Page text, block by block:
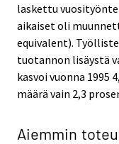
laskettu
aikaiset oli
equivalent).
tuotannon lisäystä
kasvoi vuonna
määrä vain 2,3
Aiemmin